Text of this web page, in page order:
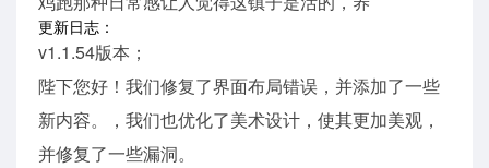
更新日志：
v1.1.54版本；
陛下您好！我们修复了界面布局错误，并添加了一些
新内容。，我们也优化了美术设计，使其更加美观，
并修复了一些漏洞。